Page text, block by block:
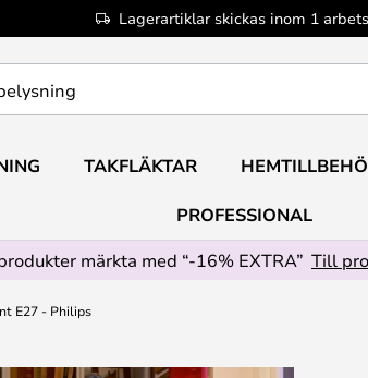
Lagerartiklar skickas inom 1
TAKFLÄKTAR
PROFESSIONAL
märkta med “-16% EXTRA” Till
E27 - Philips